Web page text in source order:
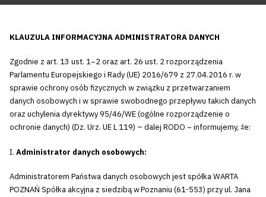
KLAUZULA INFORMACYJNA ADMINISTRATORA DANYCH
Zgodnie z art. 13 ust. 1−2 oraz art. 26 ust. 2 rozporządzenia
Parlamentu Europejskiego i Rady (UE) 2016/679 z 27.04.2016 r. w
sprawie ochrony osób fizycznych w związku z przetwarzaniem
danych osobowych i w sprawie swobodnego przepływu takich danych
oraz uchylenia dyrektywy 95/46/WE (ogólne rozporządzenie o
ochronie danych) (Dz. Urz. UE L 119) – dalej RODO − informujemy, że:
I. Administrator danych osobowych:
Administratorem Państwa danych osobowych jest spółka WARTA
POZNAŃ Spółka akcyjna z siedzibą w Poznaniu (61-553) przy ul. Jana